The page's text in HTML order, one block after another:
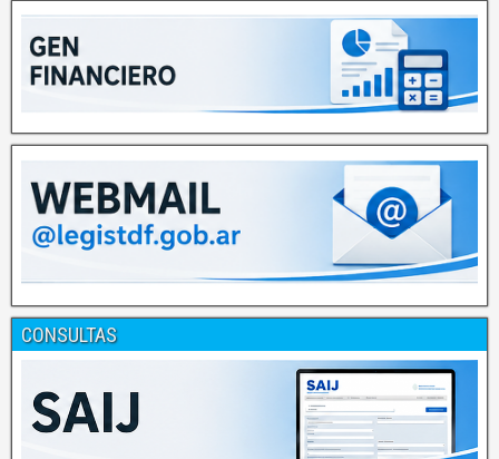
CONSULTAS